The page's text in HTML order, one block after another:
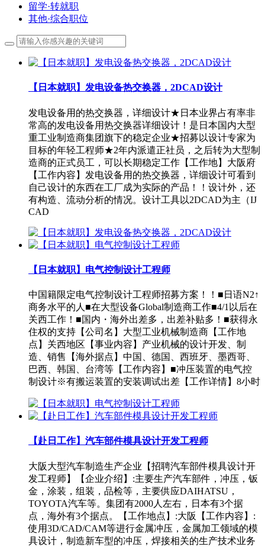
留学·转就职
其他·综合职位
【日本就职】发电设备热交换器，2DCAD设计
发电设备用的热交换器，详细设计★日本业界占有率非
常高的发电设备用热交换器详细设计！是日本国内大型
重工业制造商集团旗下的稳定企业★招募以设计专家为
目标的年轻工程师★2年内派遣正社员，之后转为大型制
造商的正式员工，可以长期稳定工作【工作地】大阪府
【工作内容】发电设备用的热交换器，详细设计可看到
自己设计的东西在工厂成为实际的产品！！设计外，还
有构造、流动分析的情况。设计工具以2DCAD为主（IJ
CAD
【日本就职】电气控制设计工程师
中国籍限定电气控制设计工程师招募方案！！■日语N2↑
商务水平的人■在大型设备Global制造商工作■4/1以后在
关西工作！■国内・海外出差多，出差补贴多！■获得永
住权的支持【公司名】大型工业机械制造商【工作地
点】关西地区【事业内容】产业机械的设计开发、制
造、销售【海外据点】中国、德国、西班牙、墨西哥、
巴西、韩国、台湾等【工作内容】■冲压装置的电气控
制设计※有搬运装置的安装调试出差【工作详情】8小时
【赴日工作】汽车部件模具设计开发工程师
大阪大型汽车制造生产企业【招聘汽车部件模具设计开
发工程师】【企业介绍】:主要生产汽车部件，冲压，钣
金，涂装，组装，品检等，主要供应DAIHATSU，
TOYOTA汽车等。集团有2000人左右，日本有3个据
点，海外有3个据点。【工作地点】:大阪【工作内容】:
使用3D/CAD/CAM等进行金属冲压，金属加工领域的模
具设计，制造新车型的冲压，焊接相关的生产技术业务